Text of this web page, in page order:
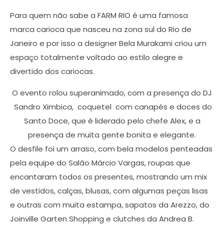
Para quem não sabe a FARM RIO é uma famosa
marca carioca que nasceu na zona sul do Rio de
Janeiro e por isso a designer Bela Murakami criou um
espaço totalmente voltado ao estilo alegre e
divertido dos cariocas.
O evento rolou superanimado, com a presença do DJ
Sandro Ximbica, coquetel com canapés e doces do
Santo Doce, que é liderado pelo chefe Alex, e a
presença de muita gente bonita e elegante.
O desfile foi um arraso, com bela modelos penteadas
pela equipe do Salão Márcio Vargas, roupas que
encantaram todos os presentes, mostrando um mix
de vestidos, calças, blusas, com algumas peças lisas
e outras com muita estampa, sapatos da Arezzo, do
Joinville Garten Shopping e clutches da Andrea B.